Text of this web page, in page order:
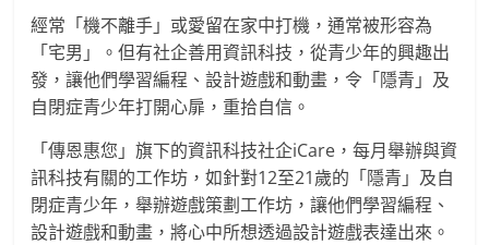
經常「機不離手」或愛留在家中打機，通常被形容為
「宅男」。但有社企善用資訊科技，從青少年的興趣出
發，讓他們學習編程、設計遊戲和動畫，令「隱青」及
自閉症青少年打開心扉，重拾自信。
「傳恩惠您」旗下的資訊科技社企iCare，每月舉辦與資
訊科技有關的工作坊，如針對12至21歲的「隱青」及自
閉症青少年，舉辦遊戲策劃工作坊，讓他們學習編程、
設計遊戲和動畫，將心中所想透過設計遊戲表達出來。